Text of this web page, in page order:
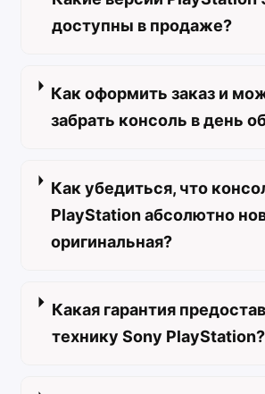
доступны в продаже?
Как оформить заказ и
забрать консоль в день
Как убедиться, что
PlayStation абсолютно
оригинальная?
Какая гарантия
технику Sony PlayStation?